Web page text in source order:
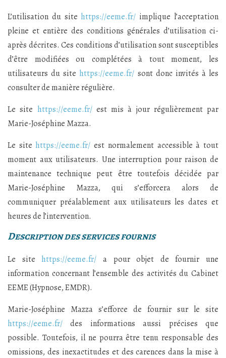
L’utilisation du site https://eeme.fr/ implique l’acceptation
pleine et entière des conditions générales d’utilisation ci-
après décrites. Ces conditions d’utilisation sont susceptibles
d’être modifiées ou complétées à tout moment, les
utilisateurs du site https://eeme.fr/ sont donc invités à les
consulter de manière régulière.
Le site https://eeme.fr/est mis à jour régulièrement par
Marie-Joséphine Mazza.
Le site https://eeme.fr/ est normalement accessible à tout
moment aux utilisateurs. Une interruption pour raison de
maintenance technique peut être toutefois décidée par
Marie-Joséphine Mazza, qui s’efforcera alors de
communiquer préalablement aux utilisateurs les dates et
heures de l’intervention.
Description des services fournis
Le site https://eeme.fr/ a pour objet de fournir une
information concernant l’ensemble des activités du Cabinet
EEME (Hypnose, EMDR).
Marie-Joséphine Mazza s’efforce de fournir sur le site
https://eeme.fr/ des informations aussi précises que
possible. Toutefois, il ne pourra être tenu responsable des
omissions, des inexactitudes et des carences dans la mise à